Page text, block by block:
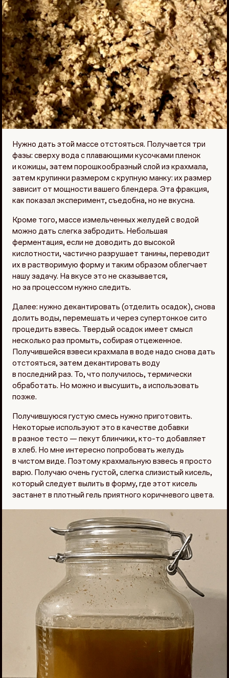
Нужно дать этой массе отстояться. Получается три
фазы: сверху вода с плавающими кусочками пленок
и кожицы, затем порошкообразный слой из крахмала,
затем крупинки размером с крупную манку: их размер
зависит от мощности вашего блендера. Эта фракция,
как показал эксперимент, съедобна, но не вкусна.
Кроме того, массе измельченных желудей с водой
можно дать слегка забродить. Небольшая
ферментация, если не доводить до высокой
кислотности, частично разрушает танины, переводит
их в растворимую форму и таким образом облегчает
нашу задачу. На вкусе это не сказывается,
но за процессом нужно следить.
Далее: нужно декантировать (отделить осадок), снова
долить воды, перемешать и через супертонкое сито
процедить взвесь. Твердый осадок имеет смысл
несколько раз промыть, собирая отцеженное.
Получившейся взвеси крахмала в воде надо снова дать
отстояться, затем декантировать воду
в последний раз. То, что получилось, термически
обработать. Но можно и высушить, а использовать
позже.
Получившуюся густую смесь нужно приготовить.
Некоторые используют это в качестве добавки
в разное тесто — пекут блинчики, кто-то добавляет
в хлеб. Но мне интересно попробовать желудь
в чистом виде. Поэтому крахмальную взвесь я просто
варю. Получаю очень густой, слегка слизистый кисель,
который следует вылить в форму, где этот кисель
застанет в плотный гель приятного коричневого цвета.